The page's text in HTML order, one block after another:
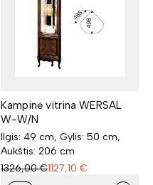
Kampinė vitrina WERSAL
W-W/N
Ilgis: 49 cm, Gylis: 50 cm,
Aukštis: 206 cm
1326,00 €1127,10 €